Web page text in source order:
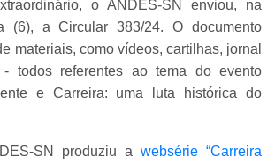
o ANDES-SN enviou, na
(6), a Circular 383/24. O documento
materiais, como vídeos, cartilhas, jornal
todos referentes ao tema do evento
e Carreira: uma luta histórica do
SN produziu a websérie “Carreira